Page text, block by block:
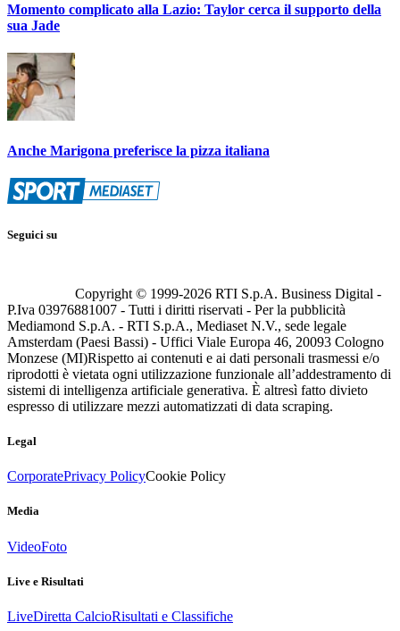
Momento complicato alla Lazio: Taylor cerca il supporto della
sua Jade
Anche Marigona preferisce la pizza italiana
Seguici su
Copyright © 1999-2026 RTI S.p.A. Business Digital -
P.Iva 03976881007 - Tutti i diritti riservati - Per la pubblicità
Mediamond S.p.A. - RTI S.p.A., Mediaset N.V., sede legale
Amsterdam (Paesi Bassi) - Uffici Viale Europa 46, 20093 Cologno
Monzese (MI)Rispetto ai contenuti e ai dati personali trasmessi e/o
riprodotti è vietata ogni utilizzazione funzionale all’addestramento di
sistemi di intelligenza artificiale generativa. È altresì fatto divieto
espresso di utilizzare mezzi automatizzati di data scraping.
Legal
CorporatePrivacy PolicyCookie Policy
Media
VideoFoto
Live e Risultati
LiveDiretta CalcioRisultati e Classifiche